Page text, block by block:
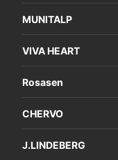
MUNITALP
VIVA HEART
Rosasen
CHERVO
J.LINDEBERG